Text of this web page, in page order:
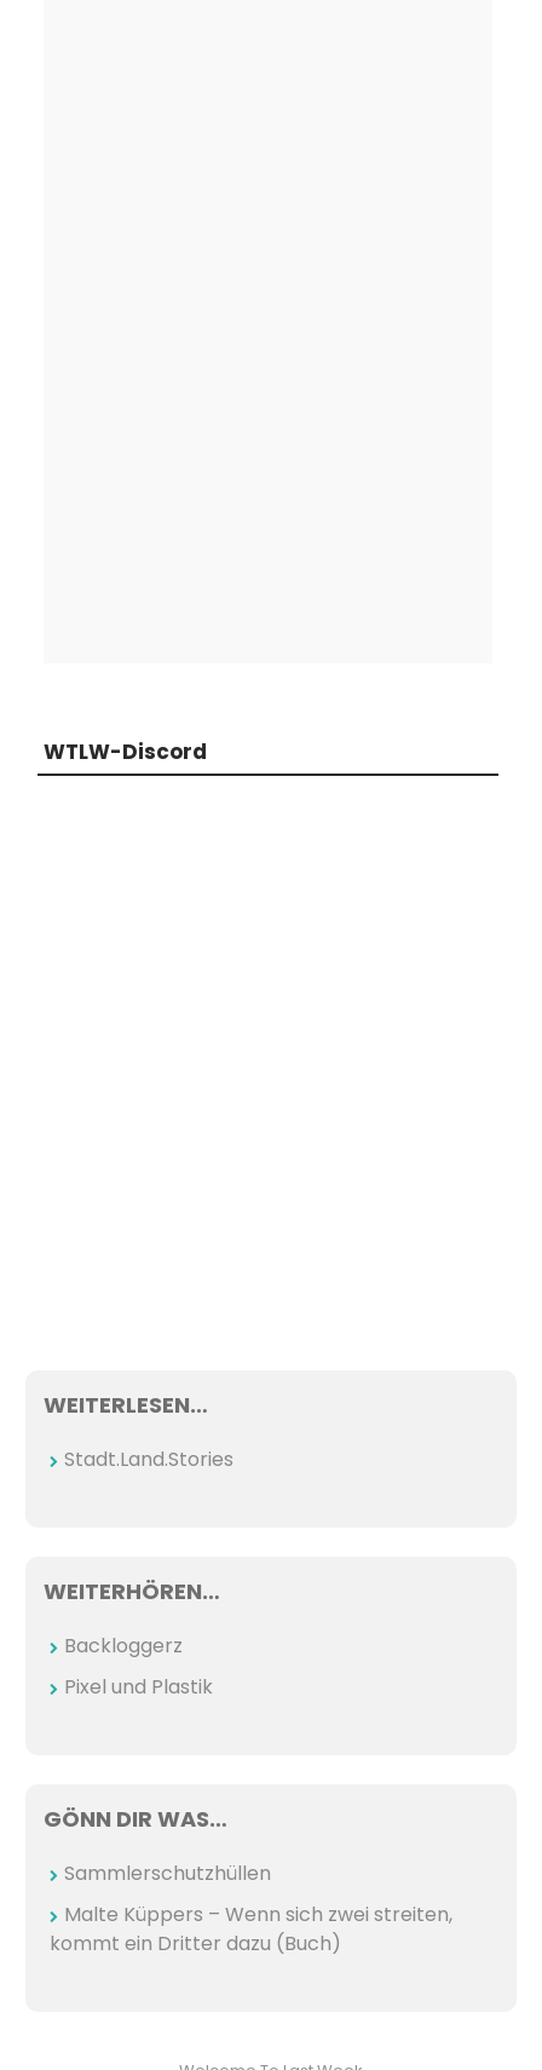
WTLW-Discord
WEITERLESEN…
Stadt.Land.Stories
WEITERHÖREN…
Backloggerz
Pixel und Plastik
GÖNN DIR WAS…
Sammlerschutzhüllen
Malte Küppers – Wenn sich zwei streiten,
kommt ein Dritter dazu (Buch)